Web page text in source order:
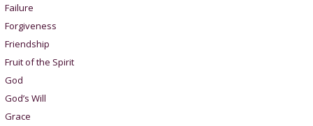
Failure
Forgiveness
Friendship
Fruit of the Spirit
God
God’s Will
Grace